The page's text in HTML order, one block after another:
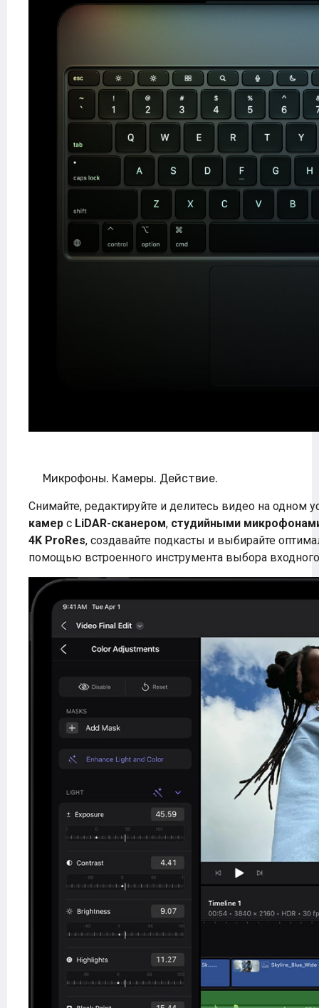
Микрофоны. Камеры. Действие.
Снимайте, редактируйте и делитесь видео на одном
камер с LiDAR-сканером, студийными
4K ProRes, создавайте подкасты и выбирайте
помощью встроенного инструмента выбора входного